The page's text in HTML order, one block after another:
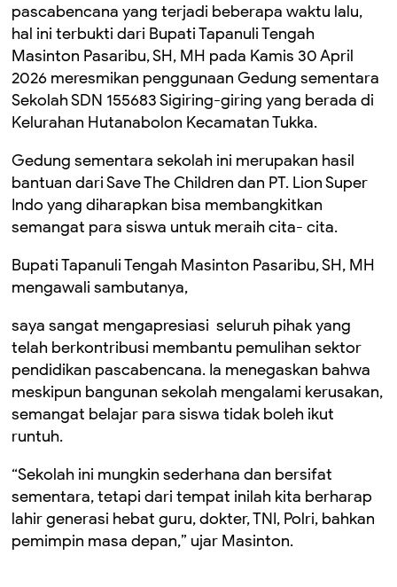
pascabencana yang terjadi beberapa waktu lalu,
hal ini terbukti dari Bupati Tapanuli Tengah
Masinton Pasaribu, SH, MH pada Kamis 30 April
2026 meresmikan penggunaan Gedung sementara
Sekolah SDN 155683 Sigiring-giring yang berada di
Kelurahan Hutanabolon Kecamatan Tukka.
Gedung sementara sekolah ini merupakan hasil
bantuan dari Save The Children dan PT. Lion Super
Indo yang diharapkan bisa membangkitkan
semangat para siswa untuk meraih cita- cita.
Bupati Tapanuli Tengah Masinton Pasaribu, SH, MH
mengawali sambutanya,
saya sangat mengapresiasi seluruh pihak yang
telah berkontribusi membantu pemulihan sektor
pendidikan pascabencana. Ia menegaskan bahwa
meskipun bangunan sekolah mengalami kerusakan,
semangat belajar para siswa tidak boleh ikut
runtuh.
“Sekolah ini mungkin sederhana dan bersifat
sementara, tetapi dari tempat inilah kita berharap
lahir generasi hebat guru, dokter, TNI, Polri, bahkan
pemimpin masa depan,” ujar Masinton.